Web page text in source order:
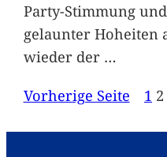
Party-Stimmung
gelaunter Hoheiten
wieder der …
Vorherige Seite
1 2